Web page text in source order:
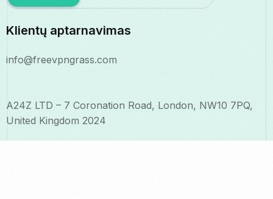
Klientų aptarnavimas
info@freevpngrass.com
A24Z LTD – 7 Coronation Road, London, NW10 7PQ,
United Kingdom 2024